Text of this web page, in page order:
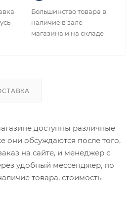
Большинство товара в
наличие в зале
магазина и на складе
доступны различные
они обсуждаются после того,
на сайте, и менеджер с
удобный мессенджер, по
товара, стоимость